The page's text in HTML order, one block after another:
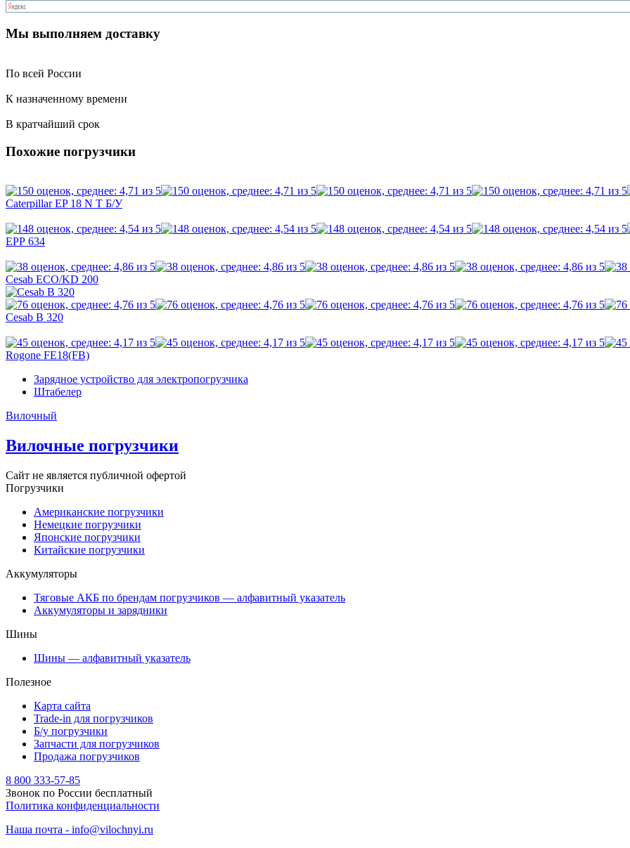
Мы выполняем доставку
По всей России
К назначенному времени
В кратчайший срок
Похожие погрузчики
Caterpillar EP 18 N T Б/У
EРР 634
Cesab ECO/KD 200
Cesab B 320
Rogone FE18(FB)
Зарядное устройство для электропогрузчика
Штабелер
Вилочный
Вилочные погрузчики
Сайт не является публичной офертой
Погрузчики
Американские погрузчики
Немецкие погрузчики
Японские погрузчики
Китайские погрузчики
Аккумуляторы
Тяговые АКБ по брендам погрузчиков — алфавитный указатель
Аккумуляторы и зарядники
Шины
Шины — алфавитный указатель
Полезное
Карта сайта
Trade-in для погрузчиков
Б/у погрузчики
Запчасти для погрузчиков
Продажа погрузчиков
8 800 333-57-85
Звонок по России бесплатный
Политика конфиденциальности
Наша почта - info@vilochnyi.ru